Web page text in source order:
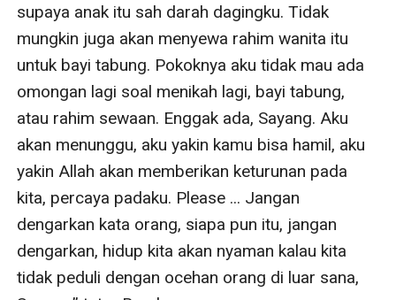
supaya anak itu sah darah dagingku. Tidak
mungkin juga akan menyewa rahim wanita itu
untuk bayi tabung. Pokoknya aku tidak mau ada
omongan lagi soal menikah lagi, bayi tabung,
atau rahim sewaan. Enggak ada, Sayang. Aku
akan menunggu, aku yakin kamu bisa hamil, aku
yakin Allah akan memberikan keturunan pada
kita, percaya padaku. Please ... Jangan
dengarkan kata orang, siapa pun itu, jangan
dengarkan, hidup kita akan nyaman kalau kita
tidak peduli dengan ocehan orang di luar sana,